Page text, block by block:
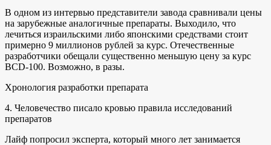
В одном из интервью представители завода сравнивали цены
на зарубежные аналогичные препараты. Выходило, что
лечиться израильскими либо японскими средствами стоит
примерно 9 миллионов рублей за курс. Отечественные
разработчики обещали существенно меньшую цену за курс
BCD-100. Возможно, в разы.
Хронология разработки препарата
4. Человечество писало кровью правила исследований
препаратов
Лайф попросил эксперта, который много лет занимается